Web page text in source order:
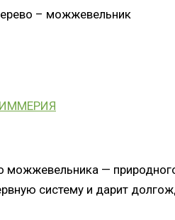
– можжевельник
можжевельника —
систему и дарит